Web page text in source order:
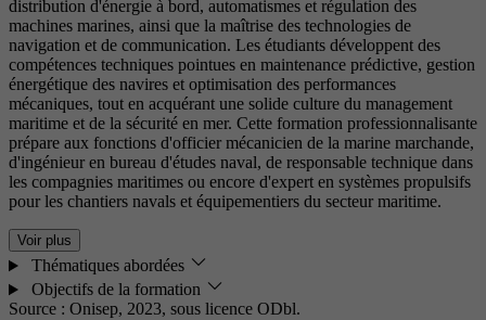
distribution d'énergie à bord, automatismes et régulation des
machines marines, ainsi que la maîtrise des technologies de
navigation et de communication. Les étudiants développent des
compétences techniques pointues en maintenance prédictive, gestion
énergétique des navires et optimisation des performances
mécaniques, tout en acquérant une solide culture du management
maritime et de la sécurité en mer. Cette formation professionnalisante
prépare aux fonctions d'officier mécanicien de la marine marchande,
d'ingénieur en bureau d'études naval, de responsable technique dans
les compagnies maritimes ou encore d'expert en systèmes propulsifs
pour les chantiers navals et équipementiers du secteur maritime.
Voir plus
Thématiques abordées
Objectifs de la formation
Source : Onisep, 2023, sous licence ODbl.